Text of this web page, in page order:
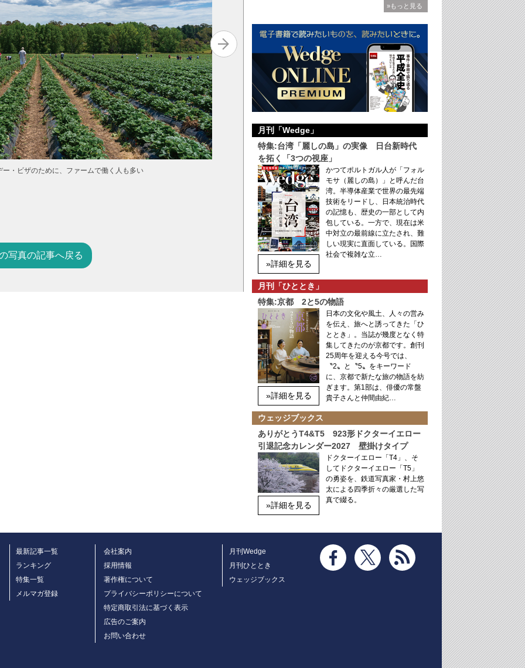
・ビザのために、ファームで働く人も多い
写真の記事へ戻る
»もっと見る
月刊「Wedge」
特集:台湾「麗しの島」の実像 日台新時代
を拓く「3つの視座」
»詳細を見る
かつてポルトガル人が「フォル
モサ（麗しの島）」と呼んだ台
湾。半導体産業で世界の最先端
技術をリードし、日本統治時代
の記憶も、歴史の一部として内
包している。一方で、現在は米
中対立の最前線に立たされ、難
しい現実に直面している。国際
社会で複雑な立…
月刊「ひととき」
特集:京都 2と5の物語
»詳細を見る
日本の文化や風土、人々の営み
を伝え、旅へと誘ってきた「ひ
ととき」。当誌が幾度となく特
集してきたのが京都です。創刊
25周年を迎える今号では、
〝2〟と〝5〟をキーワード
に、京都で新たな旅の物語を紡
ぎます。第1部は、俳優の常盤
貴子さんと仲間由紀…
ウェッジブックス
ありがとうT4&T5 923形ドクターイエロー
引退記念カレンダー2027 壁掛けタイプ
»詳細を見る
ドクターイエロー「T4」、そ
してドクターイエロー「T5」
の勇姿を、鉄道写真家・村上悠
太による四季折々の厳選した写
真で綴る。
最新記事一覧
ランキング
特集一覧
メルマガ登録
会社案内
採用情報
著作権について
プライバシーポリシーについて
特定商取引法に基づく表示
広告のご案内
お問い合わせ
月刊Wedge
月刊ひととき
ウェッジブックス